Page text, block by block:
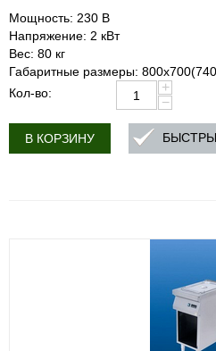
Мощность: 230 В
Напряжение: 2 кВт
Вес: 80 кг
Габаритные размеры:
Кол-во:
+
−
В КОРЗИНУ